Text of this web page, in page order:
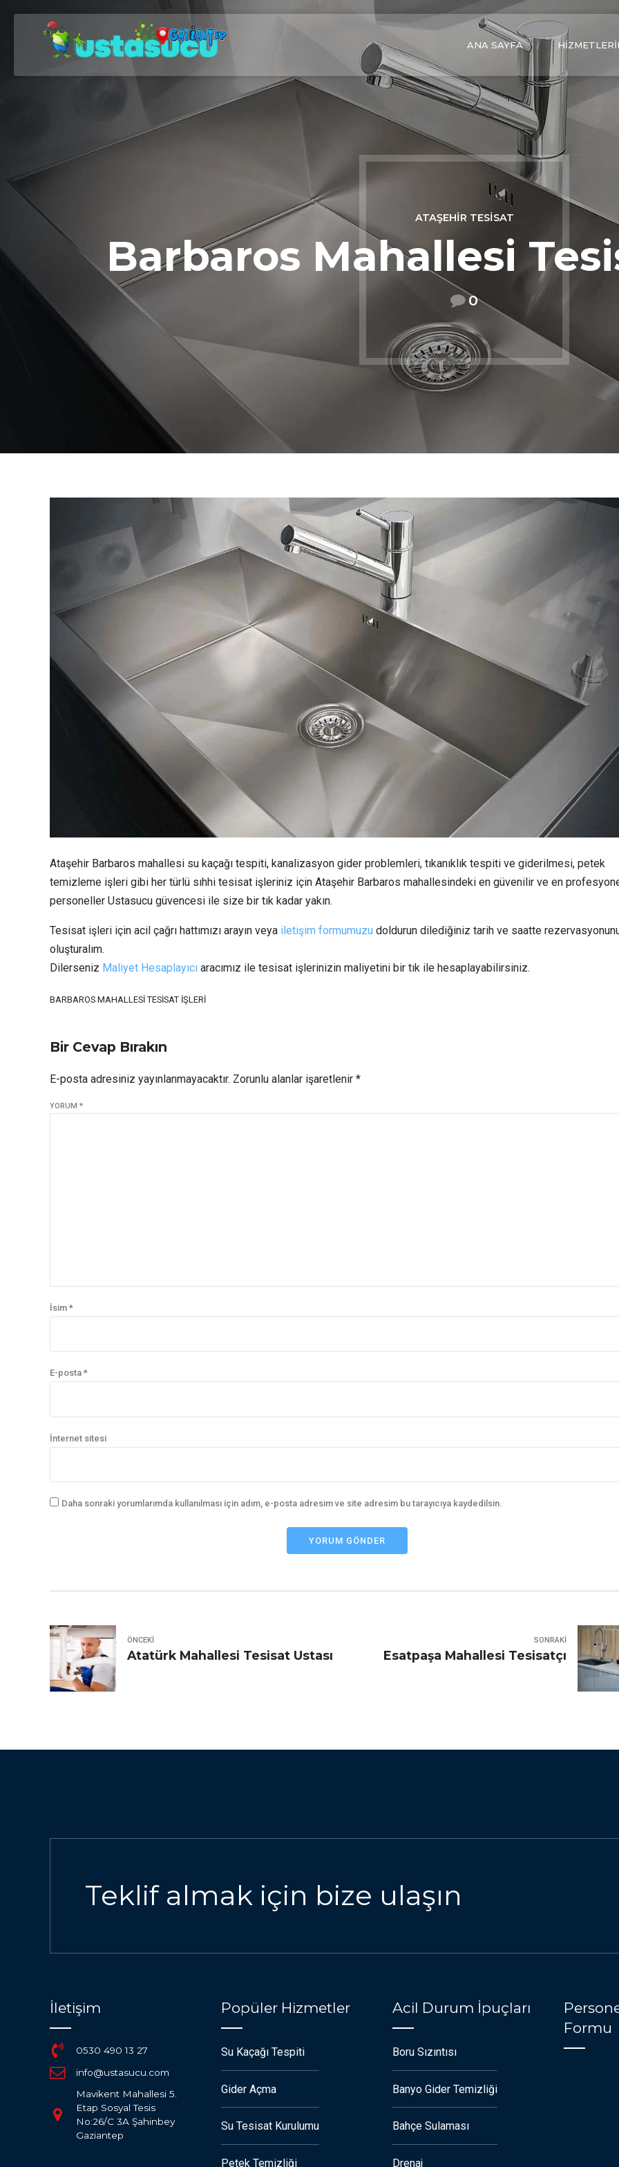
ANA SAYFA
ATAŞEHIR TESISAT
Barbaros Mahallesi
0
Ataşehir Barbaros mahallesi su kaçağı tespiti, kanalizasyon gider problemleri, tıkanıklık tespiti ve giderilmesi, petek
temizleme işleri gibi her türlü sıhhi tesisat işleriniz için Ataşehir Barbaros mahallesindeki en güvenilir ve en
personeller Ustasucu güvencesi ile size bir tık kadar yakın.
Tesisat işleri için acil çağrı hattımızı arayın veya iletişim formumuzu doldurun dilediğiniz tarih ve saatte
oluşturalım.
Dilerseniz Maliyet Hesaplayıcı aracımız ile tesisat işlerinizin maliyetini bir tık ile hesaplayabilirsiniz.
BARBAROS MAHALLESI TESISAT İŞLERI
Bir Cevap Bırakın
E-posta adresiniz yayınlanmayacaktır. Zorunlu alanlar işaretlenir *
YORUM *
İsim *
E-posta *
İnternet sitesi
Daha sonraki yorumlarımda kullanılması için adım, e-posta adresim ve site adresim bu tarayıcıya kaydedilsin.
YORUM GÖNDER
ÖNCEKI
Atatürk Mahallesi Tesisat Ustası
SONRAKI
Esatpaşa Mahallesi Tesisatçı
Teklif almak için bize ulaşın
İletişim
0530 490 13 27
info@ustasucu.com
Mavikent Mahallesi 5.
Etap Sosyal Tesis
No:26/C 3A Şahinbey
Gaziantep
Popüler Hizmetler
Su Kaçağı Tespiti
Gider Açma
Su Tesisat Kurulumu
Petek Temizliği
Acil Durum İpuçları
Boru Sızıntısı
Banyo Gider Temizliği
Bahçe Sulaması
Drenaj
Formu